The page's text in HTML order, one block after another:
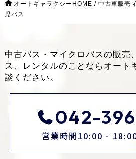
オートギャラクシーHOME / 中古車販売
児バス
中古バス・マイクロバスの販売
ス、レンタルのことなら オート
談ください。
042-
営業時間10:00 -